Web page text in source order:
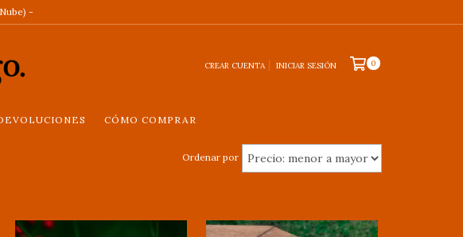
-
CREAR CUENTA INICIAR SESIÓN 0
CÓMO COMPRAR
Ordenar por